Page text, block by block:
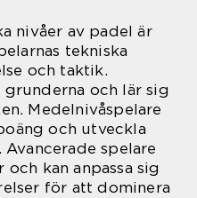
nivåer av padel är
tekniska
och taktik.
och lär sig
Medelnivåspelare
och utveckla
spelare
kan anpassa sig
för att dominera